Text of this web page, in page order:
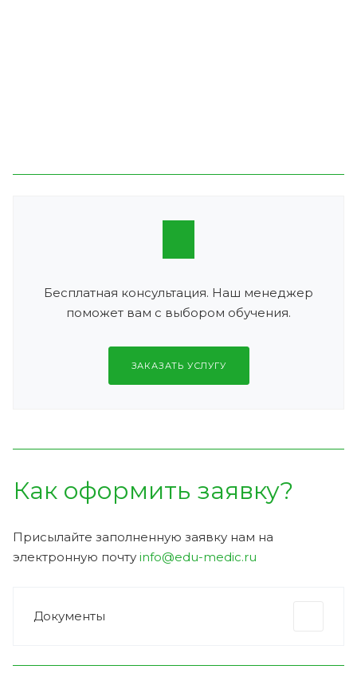
Бесплатная консультация. Наш менеджер
поможет вам с выбором обучения.
ЗАКАЗАТЬ УСЛУГУ
Как оформить заявку?
Присылайте заполненную заявку нам на
электронную почту info@edu-medic.ru
Документы